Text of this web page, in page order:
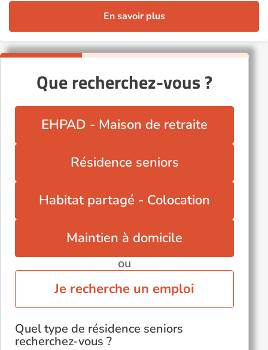
En savoir plus
Que recherchez-vous ?
EHPAD - Maison de retraite
Résidence seniors
Habitat partagé - Colocation
Maintien à domicile
ou
Je recherche un emploi
Quel type de résidence seniors
recherchez-vous ?